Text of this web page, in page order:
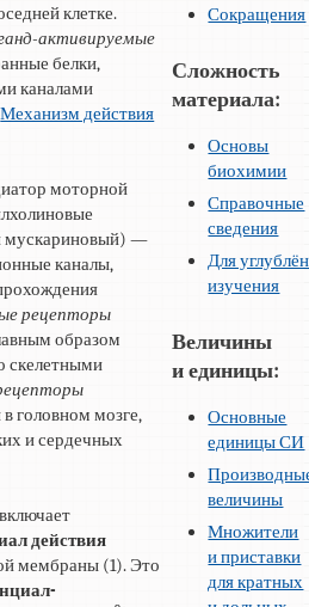
клетке.
активируемые
белки,
каналами
Механизм действия
моторной
мускариновый) —
каналы,
рецепторы
образом
скелетными
головном мозге,
и сердечных
действия
мембраны (1). Это
Сокращения
Сложность
материала:
Основы
биохимии
Справочные
сведения
Для
изучения
Величины
и единицы:
Основные
единицы СИ
величины
Множители
и приставки
для кратных